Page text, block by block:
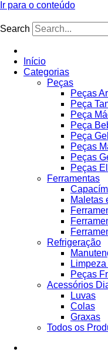
Ir para o conteúdo
Search
Início
Categorias
Peças
Peças
Peça
Peça
Peça
Peça
Peças
Peças
Peças
Ferramentas
Maletas
Refrigeração
Peças
Acessórios
Luvas
Colas
Graxas
Todos os